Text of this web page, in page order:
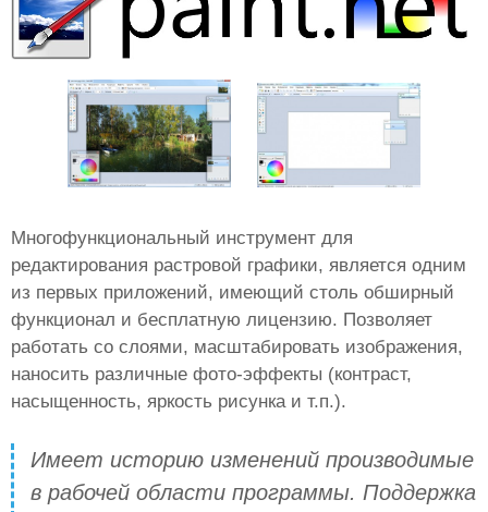
Многофункциональный инструмент для
редактирования растровой графики, является одним
из первых приложений, имеющий столь обширный
функционал и бесплатную лицензию. Позволяет
работать со слоями, масштабировать изображения,
наносить различные фото-эффекты (контраст,
насыщенность, яркость рисунка и т.п.).
Имеет историю изменений производимые
в рабочей области программы. Поддержка